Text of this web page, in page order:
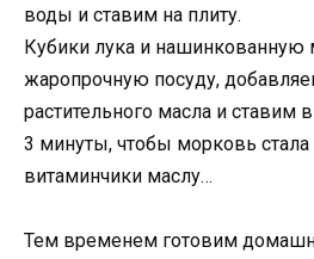
воды и ставим на плиту.
Кубики лука и
жаропрочную посуду,
растительного масла и ставим
3 минуты, чтобы морковь стала
витаминчики маслу…
Тем временем готовим